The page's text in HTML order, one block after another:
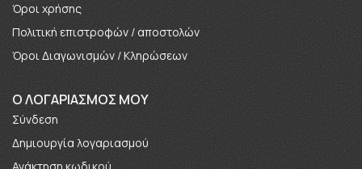
Όροι χρήσης
Πολιτική επιστροφών / αποστολών
Όροι Διαγωνισμών / Κληρώσεων
O ΛΟΓΑΡΙΑΣΜΟΣ ΜΟΥ
Σύνδεση
Δημιουργία λογαριασμού